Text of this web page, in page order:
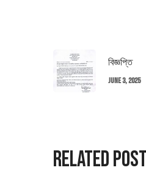
বিজ্ঞপ্তি
June 3, 2025
Related